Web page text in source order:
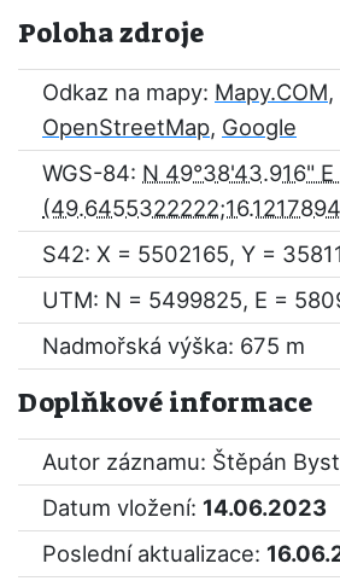
Poloha zdroje
Odkaz na mapy: Mapy.COM,
OpenStreetMap, Google
WGS-84: N 49°38'43.916"
S42: X = 5502165, Y =
UTM: N = 5499825, E =
Nadmořská výška: 675 m
Doplňkové informace
Autor záznamu: Štěpán
Datum vložení: 14.06.2023
Poslední aktualizace: